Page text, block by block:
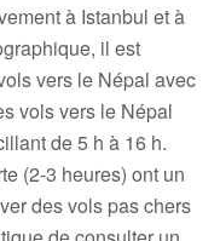
à Istanbul et à
il est
vers le Népal avec
vols vers le Népal
de 5 h à 16 h.
(2-3 heures) ont un
des vols pas chers